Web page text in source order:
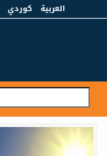
العربية كوردي